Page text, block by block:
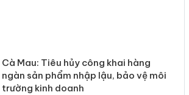
Cà Mau: Tiêu hủy công khai hàng
ngàn sản phẩm nhập lậu, bảo vệ môi
trường kinh doanh